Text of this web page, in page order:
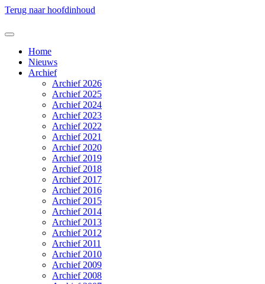
Terug naar hoofdinhoud
Home
Nieuws
Archief
Archief 2026
Archief 2025
Archief 2024
Archief 2023
Archief 2022
Archief 2021
Archief 2020
Archief 2019
Archief 2018
Archief 2017
Archief 2016
Archief 2015
Archief 2014
Archief 2013
Archief 2012
Archief 2011
Archief 2010
Archief 2009
Archief 2008